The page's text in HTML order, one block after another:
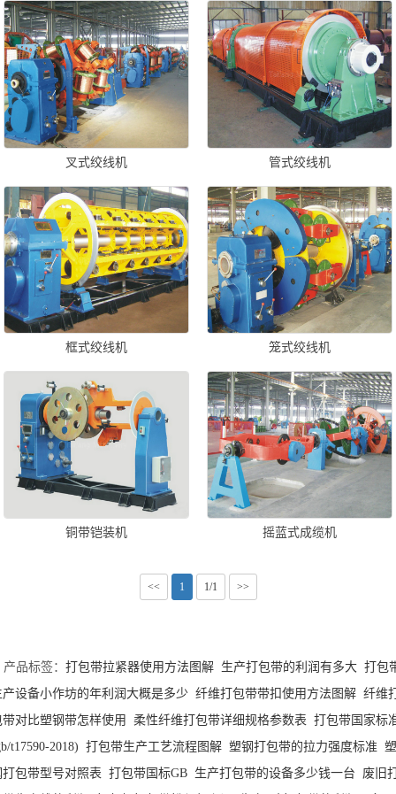
叉式绞线机 管式绞线机
框式绞线机 笼式绞线机
铜带铠装机 摇蓝式成缆机
<< 1 1/1 >>
产品标签：打包带拉紧器使用方法图解 生产打包带的利润有多大 打包
产设备小作坊的年利润大概是多少 纤维打包带带扣使用方法图解 纤维
带对比塑钢带怎样使用
柔性纤维打包带详细规格参数表
打包带国家标
t17590-2018)
打包带生产工艺流程图解 塑钢打包带的拉力强度标准
打包带型号对照表
打包带国标GB 生产打包带的设备多少钱一台
废旧